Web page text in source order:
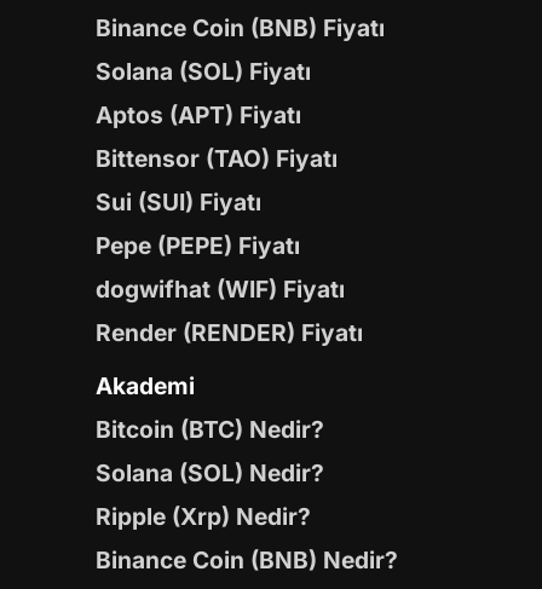
Binance Coin (BNB) Fiyatı
Solana (SOL) Fiyatı
Aptos (APT) Fiyatı
Bittensor (TAO) Fiyatı
Sui (SUI) Fiyatı
Pepe (PEPE) Fiyatı
dogwifhat (WIF) Fiyatı
Render (RENDER) Fiyatı
Akademi
Bitcoin (BTC) Nedir?
Solana (SOL) Nedir?
Ripple (Xrp) Nedir?
Binance Coin (BNB) Nedir?